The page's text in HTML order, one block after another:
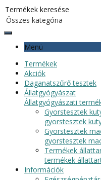
Menü
Termékek
Akciók
Daganatszűrő tesztek
Állatgyógyászat
Állatgyógyászati
Gyorstesztek
gyorstesztek
Gyorstesztek
gyorstesztek
Termékek
termékek
Információk